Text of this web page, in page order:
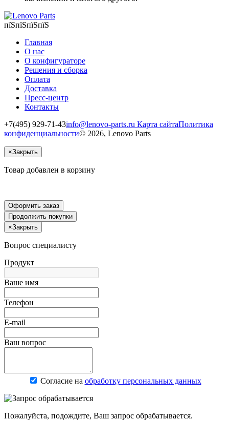
пїЅпїЅпїЅпїЅ
Главная
О нас
О конфигураторе
Решения и сборка
Оплата
Доставка
Пресс-центр
Контакты
+7(495) 929-71-43info@lenovo-parts.ru Карта сайтаПолитика
конфиденциальности© 2026, Lenovo Parts
×Закрыть
Товар добавлен в корзину
Оформить заказ
Продолжить покупки
×Закрыть
Вопрос специалисту
Продукт
Ваше имя
Телефон
E-mail
Ваш вопрос
Согласие на обработку персональных данных
Пожалуйста, подождите, Ваш запрос обрабатывается.